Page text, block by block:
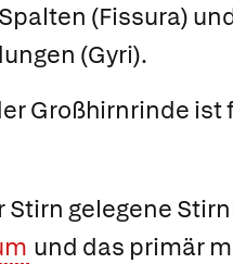
(Fissura)
(Gyri).
Großhirnrinde
Stirn gelegene
und das primär